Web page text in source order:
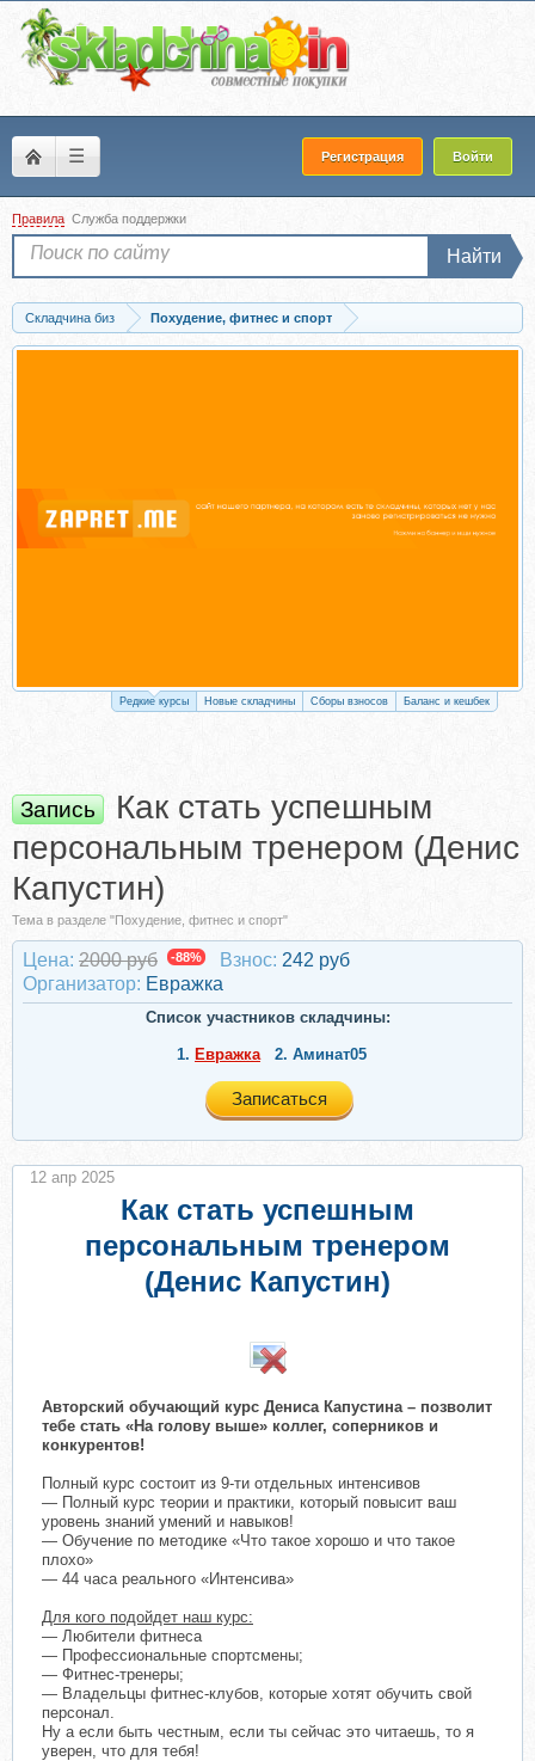
☰ Регистрация Войти
Правила Служба поддержки
Найти
Складчина биз
Похудение, фитнес и спорт
Запись Как стать успешным персональным тренером (Денис Капустин)
Редкие курсы Новые складчины Сборы взносов Баланс и кешбек
Запись
Как стать успешным
персональным тренером (Денис
Капустин)
Тема в разделе "Похудение, фитнес и спорт"
Цена: 2000 руб -88% Взнос: 242 руб
Организатор: Евражкa
Список участников складчины:
1. Евражкa 2. Аминат05
Записаться
Как стать успешным
персональным тренером
(Денис Капустин)
Авторский обучающий курс Дениса Капустина – позволит
тебе стать «На голову выше» коллег, соперников и
конкурентов!
Полный курс состоит из 9-ти отдельных интенсивов
— Полный курс теории и практики, который повысит ваш
уровень знаний умений и навыков!
— Обучение по методике «Что такое хорошо и что такое
плохо»
— 44 часа реального «Интенсива»
Для кого подойдет наш курс:
— Любители фитнеса
— Профессиональные спортсмены;
— Фитнес-тренеры;
— Владельцы фитнес-клубов, которые хотят обучить свой
персонал.
Ну а если быть честным, если ты сейчас это читаешь, то я
уверен, что для тебя!
12 апр 2025